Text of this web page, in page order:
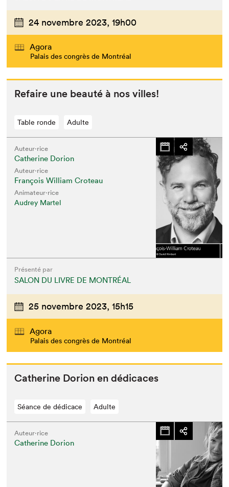
24 novembre 2023, 19h00
Agora
Palais des congrès de Montréal
Refaire une beauté à nos villes!
Table ronde Adulte
Auteur·rice
Catherine Dorion
Auteur·rice
François William Croteau
Animateur⋅rice
Audrey Martel
Présenté par
SALON DU LIVRE DE MONTRÉAL
25 novembre 2023, 15h15
Agora
Palais des congrès de Montréal
Cather­ine Dori­on en dédicaces
Séance de dédicace Adulte
Auteur·rice
Catherine Dorion